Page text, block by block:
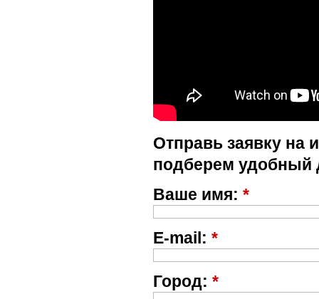
Отправь заявку на
подберем удобный
Ваше имя: *
E-mail: *
Город: *